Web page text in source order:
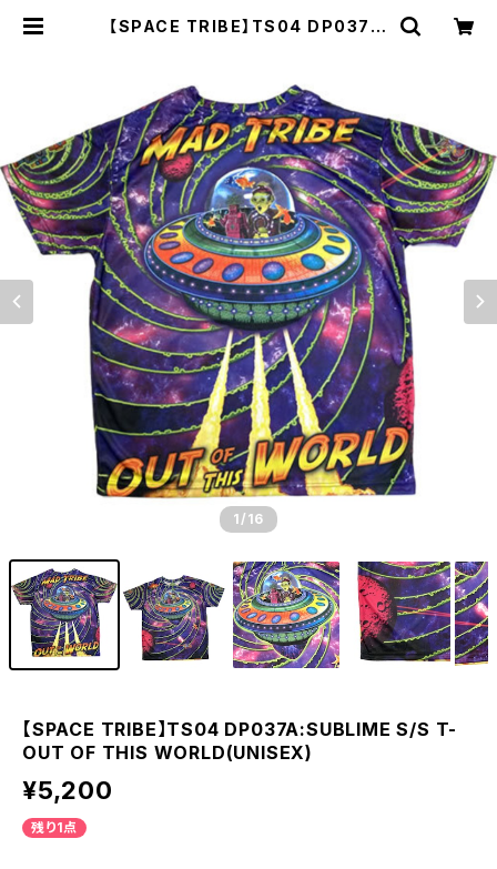
【SPACE TRIBE】TS04 DP037A:
1 /16
【SPACE TRIBE】TS04 DP037A:SUBLIME S/S T-
OUT OF THIS WORLD(UNISEX)
¥5,200
残り1点